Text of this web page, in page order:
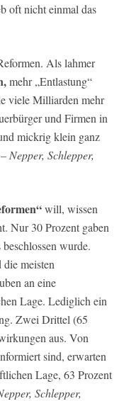
oft nicht einmal das
Als lahmer
mehr „Entlastung“
viele Milliarden mehr
und Firmen in
mickrig klein ganz
– Nepper, Schlepper,
will, wissen
Nur 30 Prozent gaben
wurde.
meisten
an eine
Lage. Lediglich ein
Zwei Drittel (65
aus. Von
sind, erwarten
Lage, 63 Prozent
Schlepper,